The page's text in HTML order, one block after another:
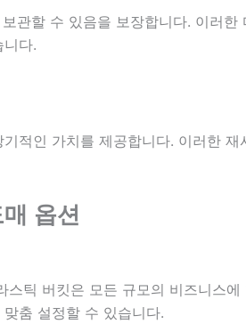
관할 수 있음을 보장합니다. 이러
다.
적인 가치를 제공합니다. 이러한
옵션
틱 버킷은 모든 규모의 비즈니스
춤 설정할 수 있습니다.